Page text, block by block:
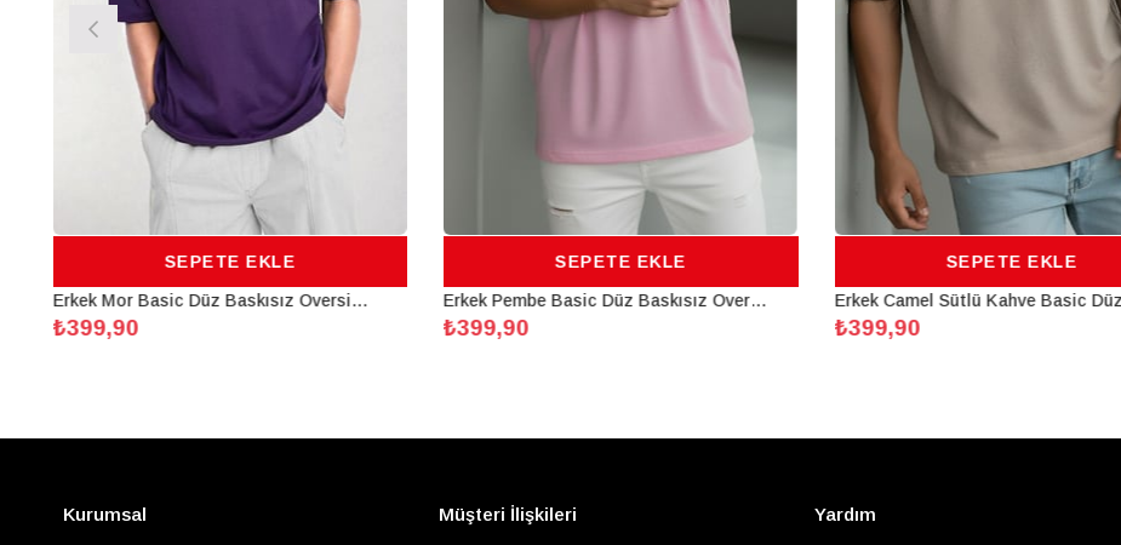
SEPETE EKLE
Erkek Mor Basic Düz Baskısız Oversize Salas Boyfriend T-Shirt
₺399,90
SEPETE EKLE
Erkek Pembe Basic Düz Baskısız Oversize Salas Boyfriend T-Shirt
₺399,90
SEPETE EKLE
₺399,90
Kurumsal Müşteri İlişkileri Yardım